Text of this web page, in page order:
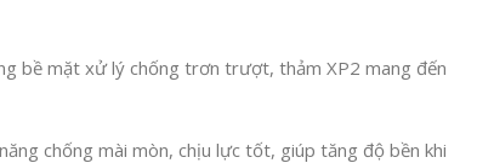
bề mặt xử lý chống trơn trượt, thảm XP2 mang đến
chống mài mòn, chịu lực tốt, giúp tăng độ bền khi